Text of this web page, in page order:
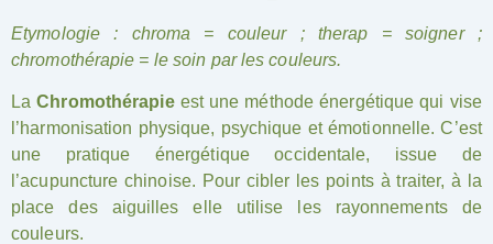
Etymologie : chroma = couleur ; therap = soigner ;
chromothérapie = le soin par les couleurs.
LaChromothérapieest une méthode énergétique qui vise
l’harmonisation physique, psychique et émotionnelle. C’est
une pratique énergétique occidentale, issue de
l’acupuncture chinoise. Pour cibler les points à traiter, à la
place des aiguilles elle utilise les rayonnements de
couleurs.